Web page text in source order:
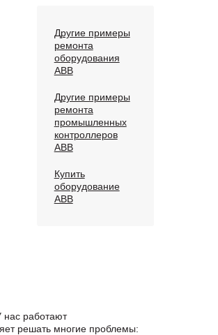
Другие примеры
ремонта
оборудования
ABB
Другие примеры
ремонта
промышленных
контроллеров
ABB
Купить
оборудование
ABB
нас работают
решать многие проблемы: